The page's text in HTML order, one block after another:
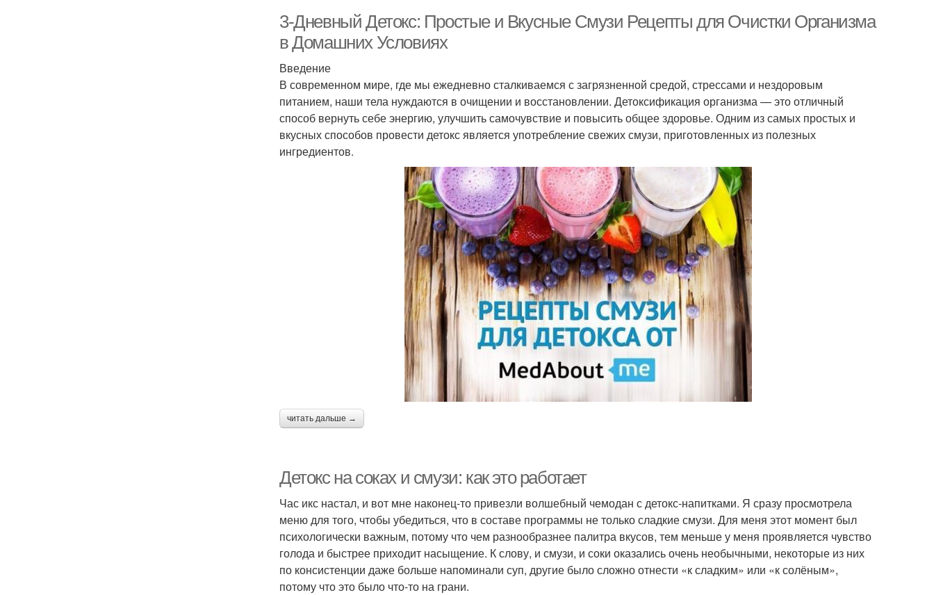
3-Дневный Детокс: Простые и Вкусные Смузи Рецепты для Очистки Организма
в Домашних Условиях
Введение
В современном мире, где мы ежедневно сталкиваемся с загрязненной средой, стрессами и нездоровым
питанием, наши тела нуждаются в очищении и восстановлении. Детоксификация организма — это отличный
способ вернуть себе энергию, улучшить самочувствие и повысить общее здоровье. Одним из самых простых и
вкусных способов провести детокс является употребление свежих смузи, приготовленных из полезных
ингредиентов.
читать дальше →
Детокс на соках и смузи: как это работает
Час икс настал, и вот мне наконец-то привезли волшебный чемодан с детокс-напитками. Я сразу просмотрела
меню для того, чтобы убедиться, что в составе программы не только сладкие смузи. Для меня этот момент был
психологически важным, потому что чем разнообразнее палитра вкусов, тем меньше у меня проявляется чувство
голода и быстрее приходит насыщение. К слову, и смузи, и соки оказались очень необычными, некоторые из них
по консистенции даже больше напоминали суп, другие было сложно отнести «к сладким» или «к солёным»,
потому что это было что-то на грани.